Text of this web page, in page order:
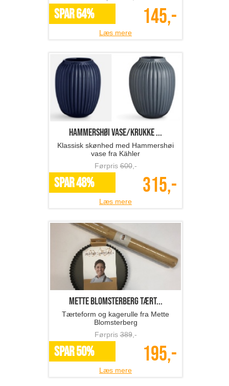
SPAR 64% 145,-
Læs mere
Hammershøi vase/krukke ...
Klassisk skønhed med Hammershøi
vase fra Kähler
Førpris600,-
SPAR 48% 315,-
Læs mere
Mette Blomsterberg tært...
Tærteform og kagerulle fra Mette
Blomsterberg
Førpris389,-
SPAR 50% 195,-
Læs mere